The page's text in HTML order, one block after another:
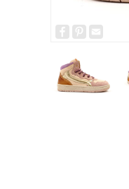
Facebook
Pinterest